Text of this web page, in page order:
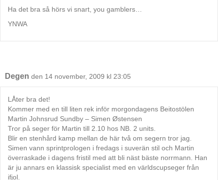
Ha det bra så hörs vi snart, you gamblers…
YNWA
Degen den 14 november, 2009 kl 23:05
LÅter bra det!
Kommer med en till liten rek inför morgondagens Beitostölen
Martin Johnsrud Sundby – Simen Østensen
Tror på seger för Martin till 2.10 hos NB. 2 units.
Blir en stenhård kamp mellan de här två om segern tror jag.
Simen vann sprintprologen i fredags i suverän stil och Martin
överraskade i dagens fristil med att bli näst bäste norrmann. Han
är ju annars en klassisk specialist med en världscupseger från
ifjol.